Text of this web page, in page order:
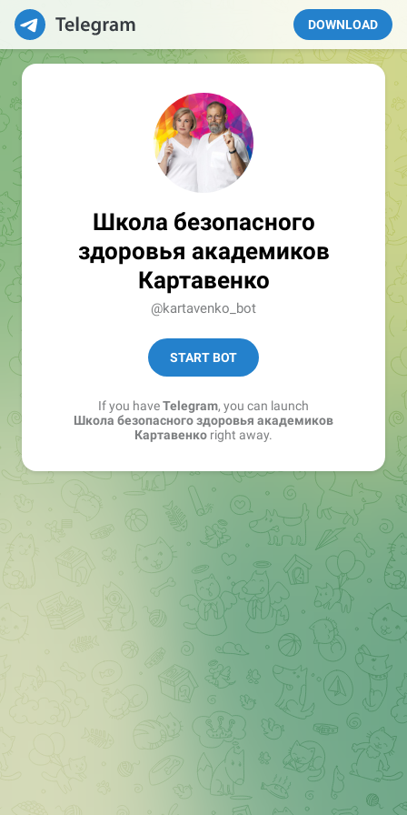
DOWNLOAD
Школа безопасного
здоровья академиков
Картавенко
@kartavenko_bot
START BOT
If you haveTelegram, you can launch
Школа безопасного здоровья академиков
Картавенко right away.